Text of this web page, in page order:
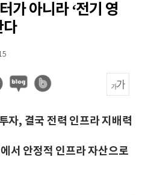
가 아니라 ‘전기 영
다
자, 결국 전력 인프라 지배력
서 안정적 인프라 자산으로